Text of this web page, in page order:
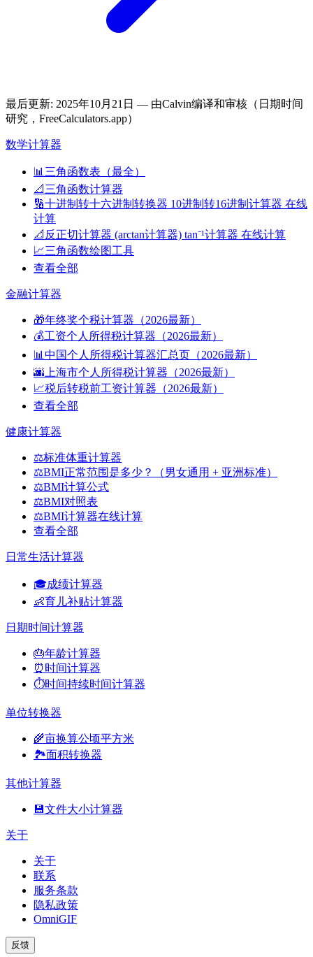
最后更新: 2025年10月21日 — 由Calvin编译和审核（日期时间
研究，FreeCalculators.app）
数学计算器
📊 三角函数表（最全）
📐 三角函数计算器
🔢十进制转十六进制转换器 10进制转16进制计算器 在线
计算
📐 反正切计算器 (arctan计算器) tan⁻¹计算器 在线计算
📈三角函数绘图工具
查看全部
金融计算器
🎁年终奖个税计算器（2026最新）
💰工资个人所得税计算器（2026最新）
📊 中国个人所得税计算器汇总页（2026最新）
🌆 上海市个人所得税计算器（2026最新）
📈税后转税前工资计算器（2026最新）
查看全部
健康计算器
⚖️标准体重计算器
⚖️BMI正常范围是多少？（男女通用 + 亚洲标准）
⚖️BMI计算公式
⚖️BMI对照表
⚖️BMI计算器在线计算
查看全部
日常生活计算器
🎓成绩计算器
👶育儿补贴计算器
日期时间计算器
🎂年龄计算器
⏰ 时间计算器
⏱️时间持续时间计算器
单位转换器
🌾亩换算公顷平方米
🏞️面积转换器
其他计算器
💾文件大小计算器
关于
关于
联系
服务条款
隐私政策
OmniGIF
反馈